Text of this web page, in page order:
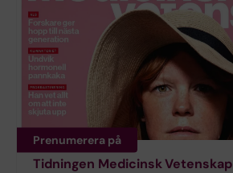
Prenumerera på
Tidningen Medicinsk Vetenskap